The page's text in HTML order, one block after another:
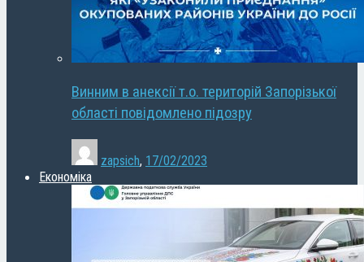
Винним в анексії т.о. територій Запорізької
області повідомлено підозру
zapsich, 17/02/2023
Економіка